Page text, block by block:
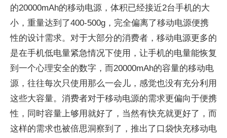
的20000mAh的移动电源，体积已经接近2台手机的大
小，重量达到了400-500g，完全偏离了移动电源便携
性的设计需求。对于大部分的消费者，移动电源更多的
是在手机低电量紧急情况下使用，让手机的电量能恢复
到一个心理安全的数字，而20000mAh的容量的移动电
源，往往每次只使用那么一会儿，感觉也没有充分利用
这些大容量。消费者对于移动电源的需求更偏向于便携
性，同时容量上够用就好了，当然有快充就更好了，而
这样的需求也被倍思洞察到了，推出了口袋快充移动电